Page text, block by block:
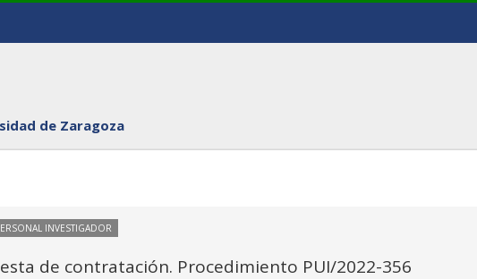
de Zaragoza
INVESTIGADOR
de contratación. Procedimiento PUI/2022-356